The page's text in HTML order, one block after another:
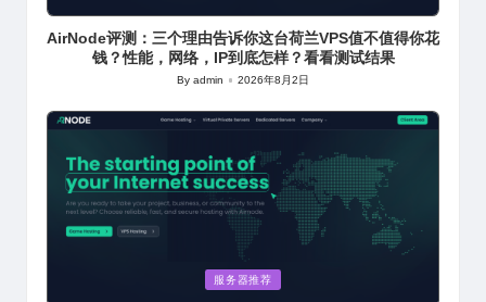
AirNode评测：三个理由告诉你这台荷兰VPS值不值得你花
钱？性能，网络，IP到底怎样？看看测试结果
Posted
Byadmin 2026年8月2日
服务器推荐